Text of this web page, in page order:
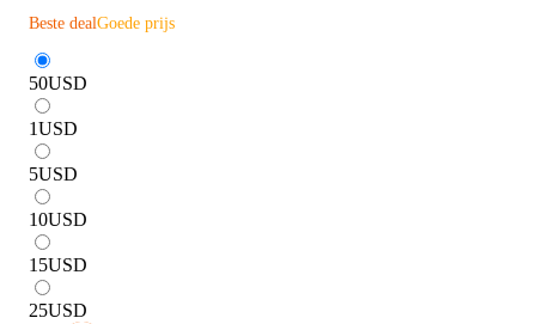
Beste dealGoede prijs
50USD
1USD
5USD
10USD
15USD
25USD